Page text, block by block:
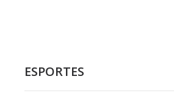
ESPORTES